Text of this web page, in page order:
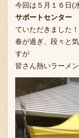
今回は５月１６日(
サポートセンタ
ていただきました！
春が過ぎ、段々と
すが
皆さん熱いラーメ